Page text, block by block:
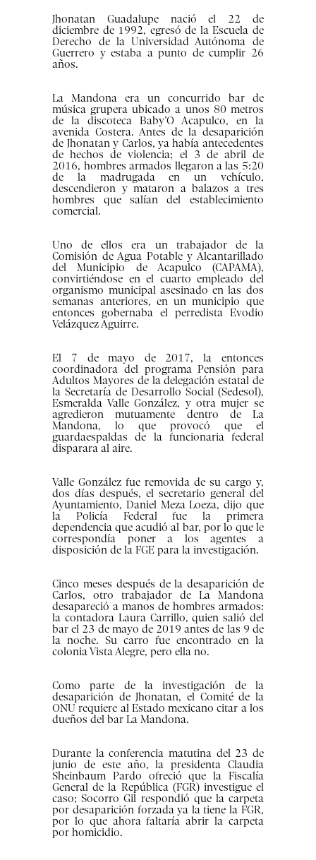
Jhonatan Guadalupe nació el 22 de
diciembre de 1992, egresó de la Escuela de
Derecho de la Universidad Autónoma de
Guerrero y estaba a punto de cumplir 26
años.
La Mandona era un concurrido bar de
música grupera ubicado a unos 80 metros
de la discoteca Baby’O Acapulco, en la
avenida Costera. Antes de la desaparición
de Jhonatan y Carlos, ya había antecedentes
de hechos de violencia; el 3 de abril de
2016, hombres armados llegaron a las 5:20
de la madrugada en un vehículo,
descendieron y mataron a balazos a tres
hombres que salían del establecimiento
comercial.
Uno de ellos era un trabajador de la
Comisión de Agua Potable y Alcantarillado
del Municipio de Acapulco (CAPAMA),
convirtiéndose en el cuarto empleado del
organismo municipal asesinado en las dos
semanas anteriores, en un municipio que
entonces gobernaba el perredista Evodio
Velázquez Aguirre.
El 7 de mayo de 2017, la entonces
coordinadora del programa Pensión para
Adultos Mayores de la delegación estatal de
la Secretaría de Desarrollo Social (Sedesol),
Esmeralda Valle González, y otra mujer se
agredieron mutuamente dentro de La
Mandona, lo que provocó que el
guardaespaldas de la funcionaria federal
disparara al aire.
Valle González fue removida de su cargo y,
dos días después, el secretario general del
Ayuntamiento, Daniel Meza Loeza, dijo que
la Policía Federal fue la primera
dependencia que acudió al bar, por lo que le
correspondía poner a los agentes a
disposición de la FGE para la investigación.
Cinco meses después de la desaparición de
Carlos, otro trabajador de La Mandona
desapareció a manos de hombres armados:
la contadora Laura Carrillo, quien salió del
bar el 23 de mayo de 2019 antes de las 9 de
la noche. Su carro fue encontrado en la
colonia Vista Alegre, pero ella no.
Como parte de la investigación de la
desaparición de Jhonatan, el Comité de la
ONU requiere al Estado mexicano citar a los
dueños del bar La Mandona.
Durante la conferencia matutina del 23 de
junio de este año, la presidenta Claudia
Sheinbaum Pardo ofreció que la Fiscalía
General de la República (FGR) investigue el
caso; Socorro Gil respondió que la carpeta
por desaparición forzada ya la tiene la FGR,
por lo que ahora faltaría abrir la carpeta
por homicidio.